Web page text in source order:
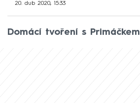
20. dub 2020, 15:33
Domácí tvoření s Primáčkem